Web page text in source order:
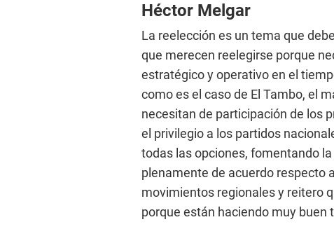
Héctor Melgar
La reelección es un tema que
que merecen reelegirse porque
estratégico y operativo en el
como es el caso de El Tambo, el
necesitan de participación de los
el privilegio a los partidos
todas las opciones, fomentando
plenamente de acuerdo respecto
movimientos regionales y reitero
porque están haciendo muy buen